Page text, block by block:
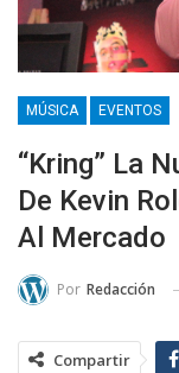
MÚSICA EVENTOS
“Kring” La
De Kevin
Al Mercado
Por Redacción
Compartir